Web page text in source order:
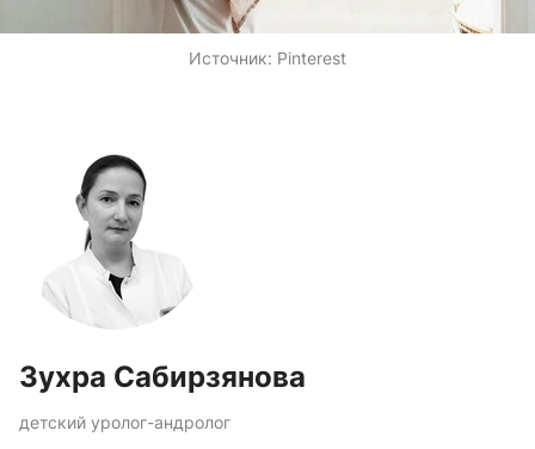
Источник: Pinterest
Зухра Сабирзянова
детский уролог-андролог